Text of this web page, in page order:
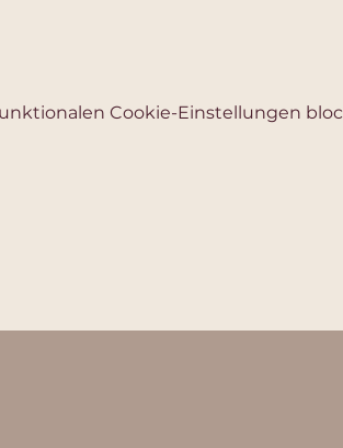
Cookie-Einstellungen